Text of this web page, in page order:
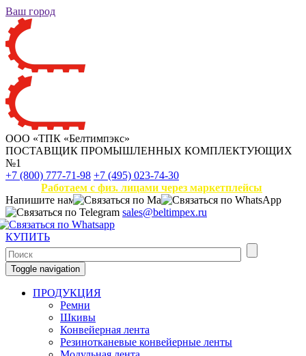
Ваш город
ООО «ТПК «Белтимпэкс»
ПОСТАВЩИК ПРОМЫШЛЕННЫХ КОМПЛЕКТУЮЩИХ
№1
+7 (800) 777-71-98 +7 (495) 023-74-30
Работаем с физ. лицами через маркетплейсы
Напишите нам
sales@beltimpex.ru
КУПИТЬ
Toggle navigation
ПРОДУКЦИЯ
Ремни
Шкивы
Конвейерная лента
Резинотканевые конвейерные ленты